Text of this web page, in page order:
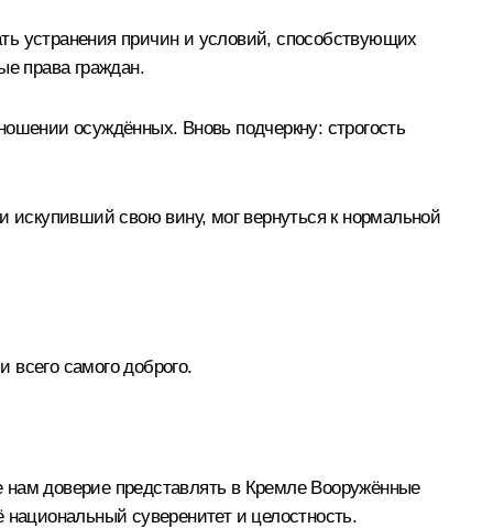
устранения причин и условий, способствующих
права граждан.
осуждённых. Вновь подчеркну: строгость
искупивший свою вину, мог вернуться к нормальной
самого доброго.
доверие представлять в Кремле Вооружённые
суверенитет и целостность.